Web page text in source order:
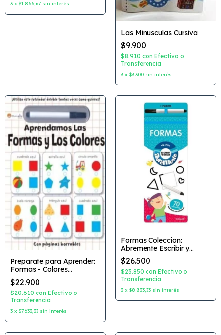
3 x $1.866,67 sin interés
Las Minusculas Cursiva
$9.900
$8.910 con Efectivo o
Transferencia
3 x $3.300 sin interés
Preparate para Aprender:
Formas - Colores
Hagamos Pasatiempos
$22.900
$20.610 con Efectivo o
Transferencia
3 x $7.633,33 sin interés
Formas Coleccion:
Abremente Escribir y
Borrar Editorial: Catapulta
$26.500
$23.850 con Efectivo o
Transferencia
3 x $8.833,33 sin interés